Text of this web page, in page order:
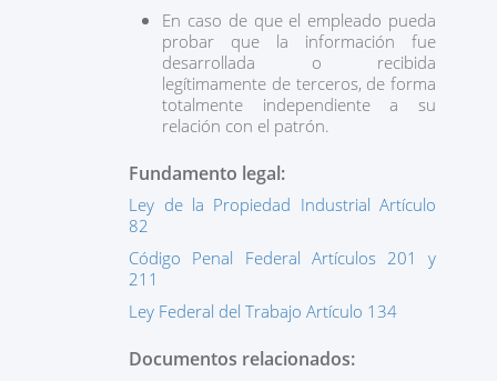
En caso de que el empleado pueda
probar que la información fue
desarrollada o recibida
legítimamente de terceros, de forma
totalmente independiente a su
relación con el patrón.
Fundamento legal:
Ley de la Propiedad Industrial Artículo
82
Código Penal Federal Artículos 201 y
211
Ley Federal del Trabajo Artículo 134
Documentos relacionados: